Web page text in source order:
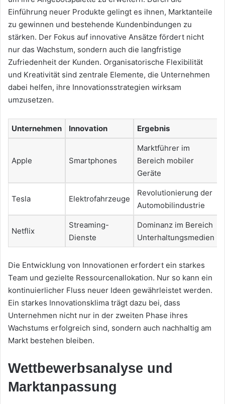
Einführung neuer Produkte gelingt es ihnen, Marktanteile
zu gewinnen und bestehende Kundenbindungen zu
stärken. Der Fokus auf innovative Ansätze fördert nicht
nur das Wachstum, sondern auch die langfristige
Zufriedenheit der Kunden. Organisatorische Flexibilität
und Kreativität sind zentrale Elemente, die Unternehmen
dabei helfen, ihre Innovationsstrategien wirksam
umzusetzen.
Unternehmen Innovation Ergebnis
Apple Smartphones
Marktführer im
Bereich mobiler
Geräte
Tesla Elektrofahrzeuge
Revolutionierung der
Automobilindustrie
Netflix
Streaming-
Dienste
Dominanz im Bereich
Unterhaltungsmedien
Die Entwicklung von Innovationen erfordert ein starkes
Team und gezielte Ressourcenallokation. Nur so kann ein
kontinuierlicher Fluss neuer Ideen gewährleistet werden.
Ein starkes Innovationsklima trägt dazu bei, dass
Unternehmen nicht nur in der zweiten Phase ihres
Wachstums erfolgreich sind, sondern auch nachhaltig am
Markt bestehen bleiben.
Wettbewerbsanalyse und
Marktanpassung